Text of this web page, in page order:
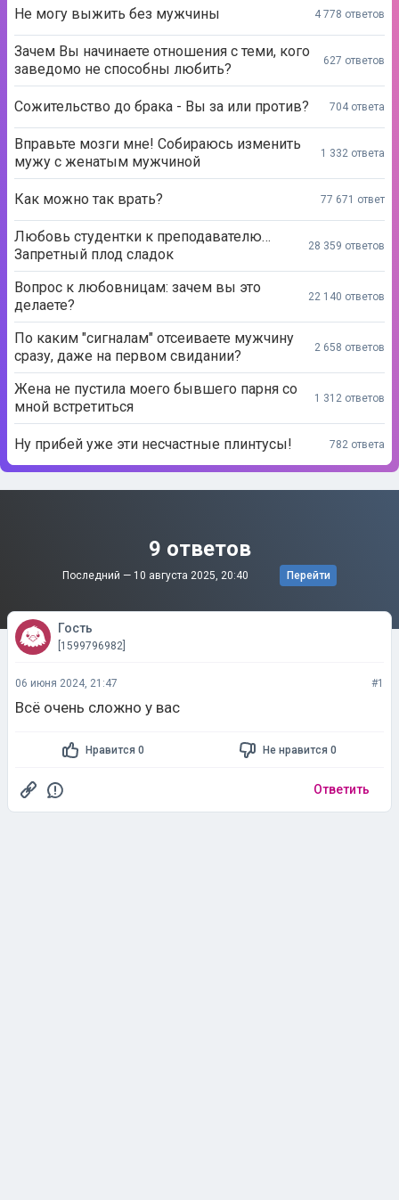
Не могу выжить без мужчины 4 778 ответов
Зачем Вы начинаете отношения с теми, кого
заведомо не способны любить?
627 ответов
Сожительство до брака - Вы за или против? 704 ответа
Вправьте мозги мне! Собираюсь изменить
мужу с женатым мужчиной
1 332 ответа
Как можно так врать? 77 671 ответ
Любовь студентки к преподавателю…
Запретный плод сладок
28 359 ответов
Вопрос к любовницам: зачем вы это
делаете?
22 140 ответов
По каким "сигналам" отсеиваете мужчину
сразу, даже на первом свидании?
2 658 ответов
Жена не пустила моего бывшего парня со
мной встретиться
1 312 ответов
Ну прибей уже эти несчастные плинтусы! 782 ответа
9 ответов
Последний — 10 августа 2025, 20:40 Перейти
Гость
[1599796982]
06 июня 2024, 21:47 #1
Всё очень сложно у вас
Нравится 0 Не нравится 0
Ответить